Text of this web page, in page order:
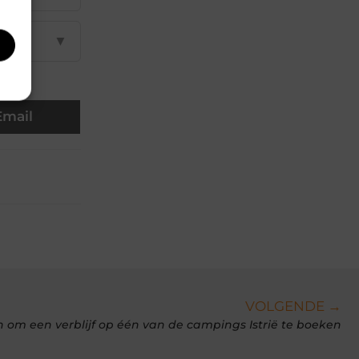
▼
VOLGENDE →
om een verblijf op één van de campings Istrië te boeken